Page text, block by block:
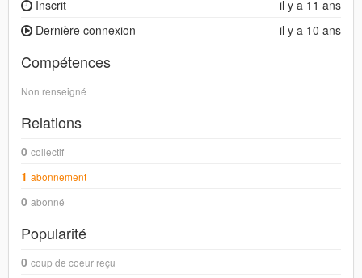
il y a 11 ans
Inscrit
il y a 10 ans
Dernière connexion
Compétences
Non renseigné
Relations
0 collectif
1 abonnement
0 abonné
Popularité
0 coup de coeur reçu